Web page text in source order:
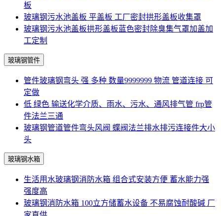
板
玻璃钢污水池盖板 平盖板 工厂密封拱形盖板收集罩
玻璃钢污水池盖板拱形盖板蓝色密封除臭集气罩加盖加
工定制
玻璃钢管件
管件玻璃钢弯头 强 多种 数量9999999 物流 管道连接 可
定做
低 绿色 输送化学介质、雨水、污水、通风排气管 frp管
件法兰三通
玻璃钢管道管件弯头风阀 蝶阀法兰排水排污连接件大小
头
玻璃钢水箱
生活用水玻璃钢消防水箱 组合式安装方便 蓄水能力强
强度高
玻璃钢消防水箱 100立方储蓄水设备 不易腐蚀耐酸碱 厂